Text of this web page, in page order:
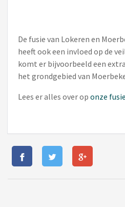
De fusie van Lokeren en
heeft ook een invloed op de
komt er bijvoorbeeld een
het grondgebied van
Lees er alles over op onze